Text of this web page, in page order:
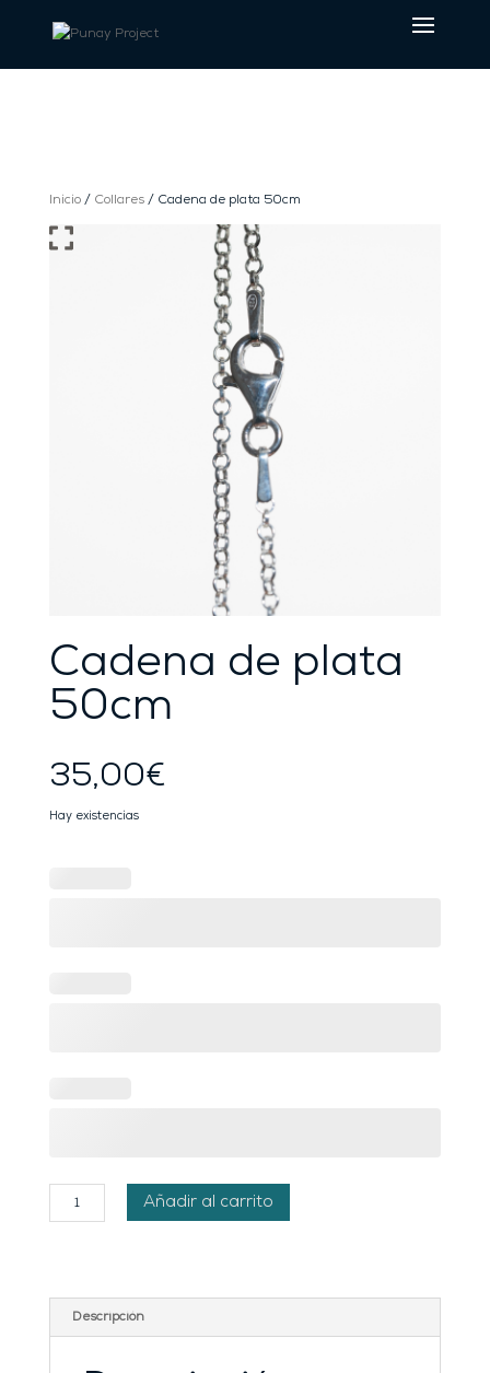
Inicio/ Collares/ Cadena de plata 50cm
Cadena de plata
50cm
35,00€
Hay existencias
Añadir al carrito
Descripción